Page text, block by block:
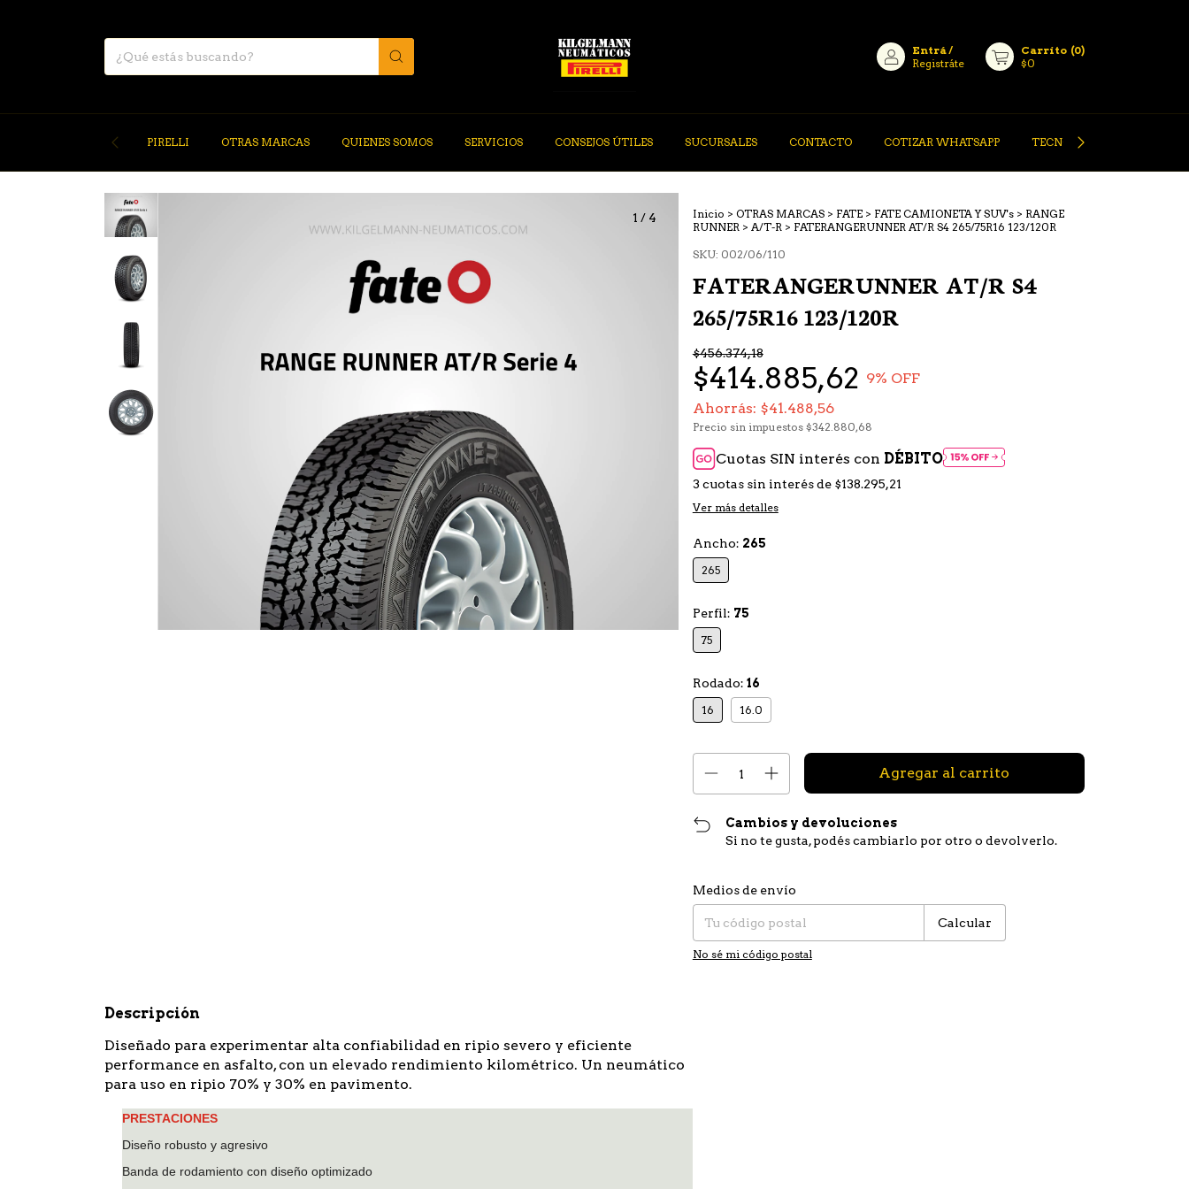
Entrá/
Registráte
Carrito (0)
$0
PIRELLI OTRAS MARCAS QUIENES SOMOS SERVICIOS CONSEJOS ÚTILES SUCURSALES CONTACTO COTIZAR WHATSAPP TECNOLOGÍA PIRELLI
1 / 4 Inicio > OTRAS MARCAS > FATE > FATE CAMIONETA Y SUV's > RANGE
RUNNER > A/T-R > FATERANGERUNNER AT/R S4 265/75R16 123/120R
SKU: 002/06/110
FATERANGERUNNER AT/R S4
265/75R16 123/120R
$456.374,18
$414.885,62 9% OFF
Ahorrás: $41.488,56
Precio sin impuestos $342.880,68
Cuotas SIN interés con DÉBITO
3 cuotas sin interés de $138.295,21
Ver más detalles
Ancho: 265
265
Perfil: 75
75
Rodado: 16
16 16.0
Cambios y devoluciones
Si no te gusta, podés cambiarlo por otro o devolverlo.
Entregas para el CP:
Medios de envío
Calcular
No sé mi código postal
Descripción
Diseñado para experimentar alta confiabilidad en ripio severo y eficiente
performance en asfalto, con un elevado rendimiento kilométrico. Un neumático
para uso en ripio 70% y 30% en pavimento.
PRESTACIONES
Diseño robusto y agresivo
Banda de rodamiento con diseño optimizado